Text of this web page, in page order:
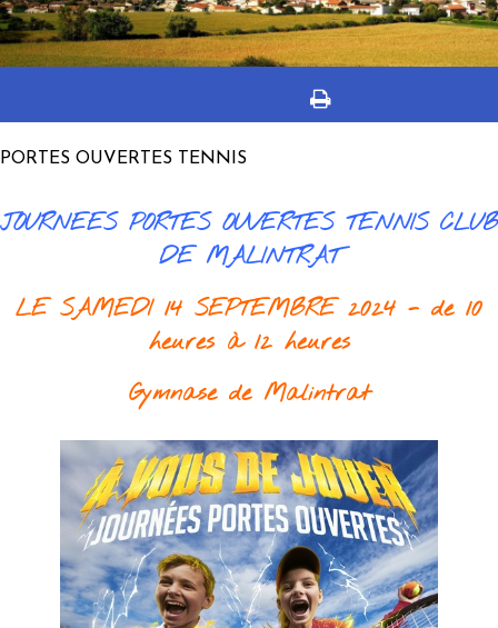
PORTES OUVERTES TENNIS
JOURNEES PORTES OUVERTES TENNIS CLUB
DE MALINTRAT
LE SAMEDI 14 SEPTEMBRE 2024 - de 10
heures à 12 heures
Gymnase de Malintrat